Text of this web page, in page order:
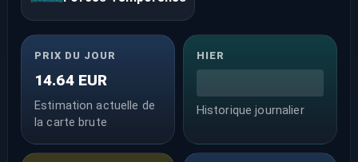
PRIX DU JOUR
14.64 EUR
Estimation actuelle de
la carte brute
HIER
Historique journalier